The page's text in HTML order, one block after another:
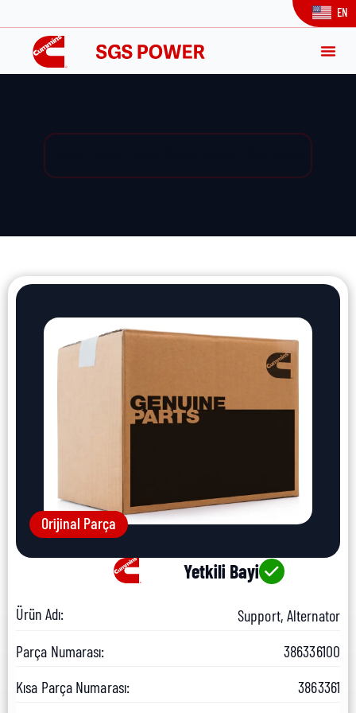
EN
Orijinal Parça
Yetkili Bayi
Ürün Adı:
Support, Alternator
Parça Numarası:
386336100
Kısa Parça Numarası:
3863361